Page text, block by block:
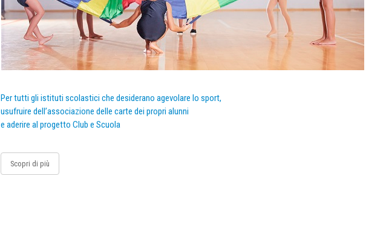
Per tutti gli istituti scolastici che desiderano agevolare lo sport,
usufruire dell’associazione delle carte dei propri alunni
e aderire al progetto Club e Scuola
Scopri di più